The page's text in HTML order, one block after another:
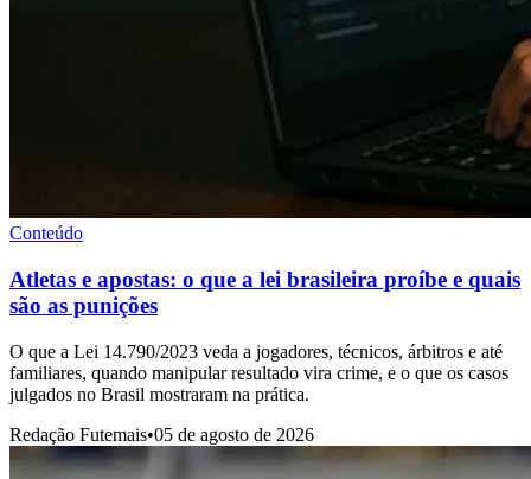
Conteúdo
Atletas e apostas: o que a lei brasileira proíbe e quais
são as punições
O que a Lei 14.790/2023 veda a jogadores, técnicos, árbitros e até
familiares, quando manipular resultado vira crime, e o que os casos
julgados no Brasil mostraram na prática.
Redação Futemais•05 de agosto de 2026